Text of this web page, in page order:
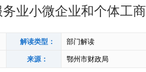
业小微企业和个体工
解读类型： 部门解读
来源： 鄂州市财政局